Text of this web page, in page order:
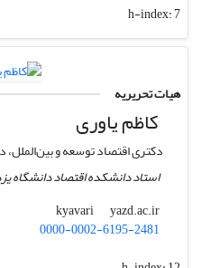
h-index:7
هیات تحریریه
کاظم یاوری
دکتری اقتصاد توسعه و بین‌الملل،
استاد دانشکده اقتصاد دانشگاه
kyavari
yazd.ac.ir
0000-0002-6195-2481